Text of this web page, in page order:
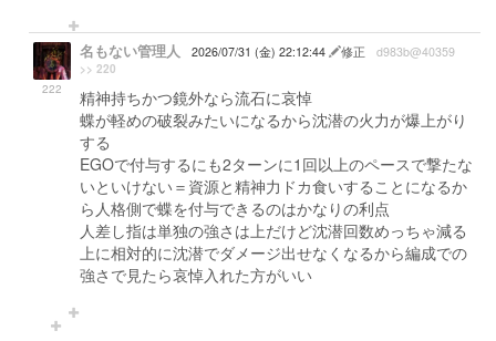
222
名もない管理人 2026/07/31 (金) 22:12:44 修正 d983b@40359
>> 220
精神持ちかつ鏡外なら流石に哀悼
蝶が軽めの破裂みたいになるから沈潜の火力が爆上がり
する
EGOで付与するにも2ターンに1回以上のペースで撃たな
いといけない＝資源と精神力ドカ食いすることになるか
ら人格側で蝶を付与できるのはかなりの利点
人差し指は単独の強さは上だけど沈潜回数めっちゃ減る
上に相対的に沈潜でダメージ出せなくなるから編成での
強さで見たら哀悼入れた方がいい